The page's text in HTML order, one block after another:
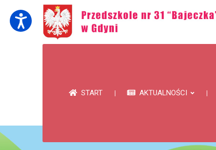
START AKTUALNOŚCI